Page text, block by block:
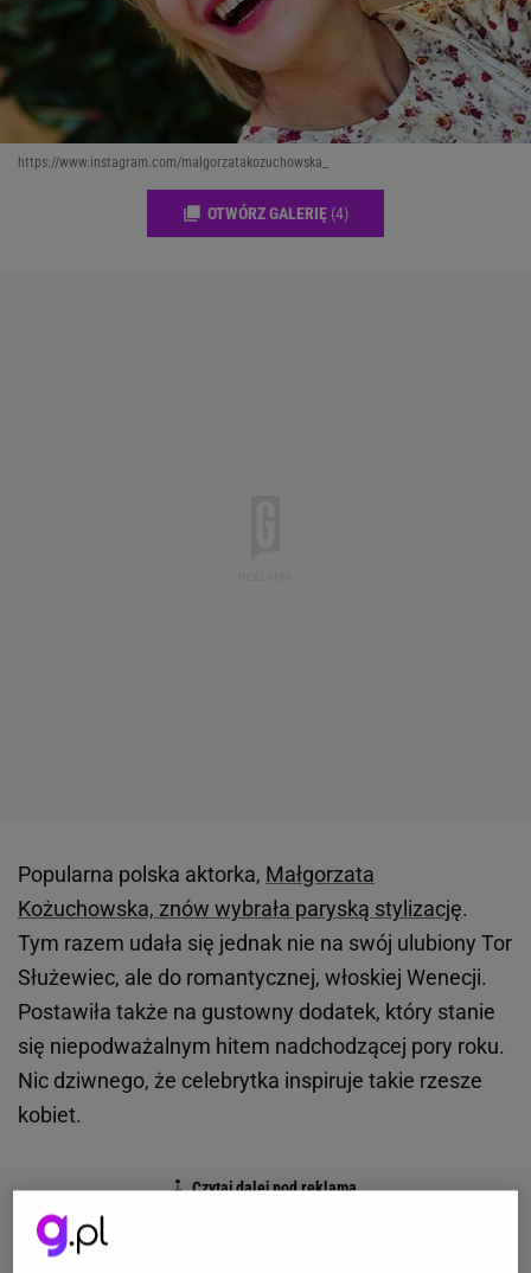
https://www.instagram.com/malgorzatakozuchowska_
OTWÓRZ GALERIĘ (4)
Popularna polska aktorka, Małgorzata
Kożuchowska, znów wybrała paryską stylizację.
Tym razem udała się jednak nie na swój ulubiony Tor
Służewiec, ale do romantycznej, włoskiej Wenecji.
Postawiła także na gustowny dodatek, który stanie
się niepodważalnym hitem nadchodzącej pory roku.
Nic dziwnego, że celebrytka inspiruje takie rzesze
kobiet.